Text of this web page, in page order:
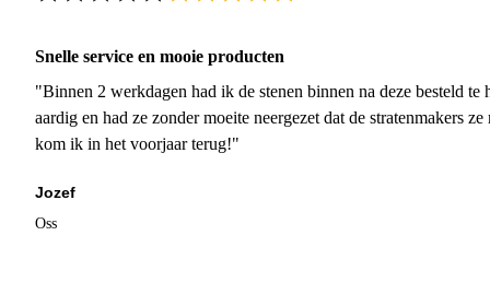
Snelle service en mooie producten
"Binnen 2 werkdagen had ik de stenen binnen na deze besteld
aardig en had ze zonder moeite neergezet dat de stratenmakers
kom ik in het voorjaar terug!"
Jozef
Oss